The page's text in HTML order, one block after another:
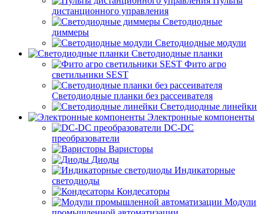
дистанционного управления
Светодиодные
диммеры
Светодиодные модули
Светодиодные планки
Фито агро
светильники SEST
Светодиодные планки без рассеивателя
Светодиодные линейки
Электронные компоненты
DC-DC
преобразователи
Варисторы
Диоды
Индикаторные
светодиоды
Кондесаторы
Модули